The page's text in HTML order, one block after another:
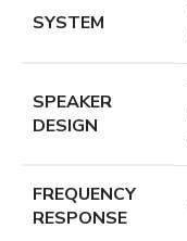
SYSTEM
SPEAKER
DESIGN
FREQUENCY
RESPONSE